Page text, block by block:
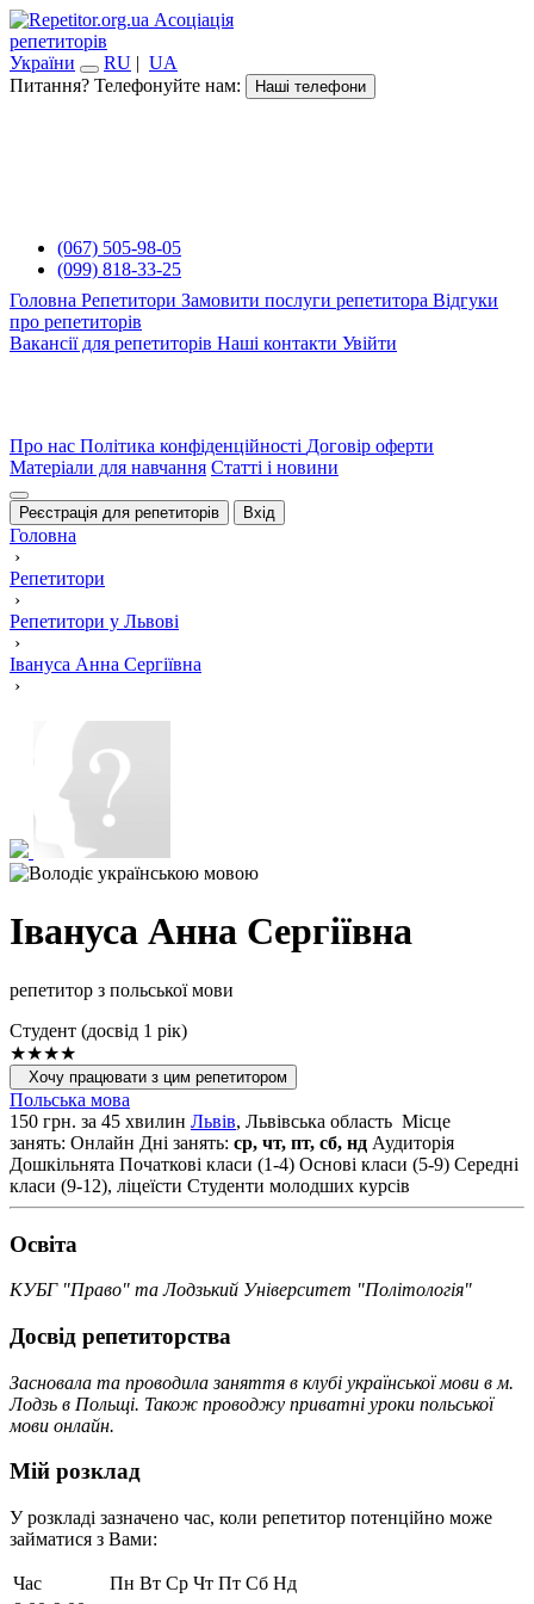
Асоціація
репетиторів
України
RU | UA
Питання? Телефонуйте нам:
Наші телефони
(067) 505-98-05
(099) 818-33-25
Головна Репетитори Замовити послуги репетитора Відгуки
про репетиторів
Вакансії для репетиторів Наші контакти Увійти
Про нас Політика конфіденційності Договір оферти
Матеріали для навчання Статті і новини
Реєстрація для репетиторів Вхід
Головна
›
Репетитори
›
Репетитори у Львові
›
Івануса Анна Сергіївна
›
Івануса Анна Сергіївна
репетитор з польської мови
Cтудент (досвід 1 рік)
★★★★
Хочу працювати з цим репетитором
Польська мова
150 грн. за 45 хвилин Львів, Львiвська область Місце
занять: Онлайн Дні занять: ср, чт, пт, сб, нд Аудиторія
Дошкільнята Початкові класи (1-4) Основі класи (5-9) Середні
класи (9-12), ліцеїсти Студенти молодших курсів
Освiта
КУБГ "Право" та Лодзький Університет "Політологія"
Досвід репетиторства
Засновала та проводила заняття в клубі української мови в м.
Лодзь в Польщі. Також проводжу приватні уроки польської
мови онлайн.
Мій розклад
У розкладі зазначено час, коли репетитор потенційно може
займатися з Вами:
Час Пн Вт Ср Чт Пт Сб Нд